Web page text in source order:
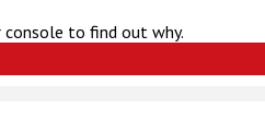
to find out why.